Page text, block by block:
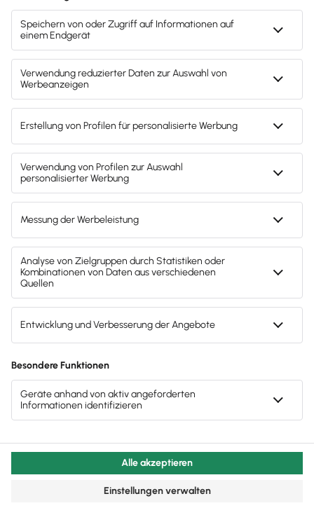
Bei Angaben über das Kapital der
Gesellschaft: 1. Stammkapital, 2.
Wenn nicht alle Einlagen, die in Geld
geleistet werden müssen,
eingezahlt worden sind, der
Einlagen.
Angaben für besondere Berufsgruppen
bzw. Unternehmen
Anbieter, deren Internetauftritt im Rahmen einer
Tätigkeit angeboten oder erbracht wird, die der
behördlichen Zulassung
Versicherung), müssen Angaben über die
Aufsichtsbehörde machen: Es ist die aktuelle
Aufsichtsbehörde zu nennen, selbst dann, wenn
tatsächlich keine Zulassung besteht (doppelte
Abmahngefahr: 1. Ausübung der Tätigkeit ohne
erforderliche Zulassung 2. Verstoß gegen § 5 TMG).
Nicht abschließend geklärt ist, ob auch die
Link zur Behörde angegeben werden muss, daher ist
es besser, beides vorsichtshalber zu nennen.